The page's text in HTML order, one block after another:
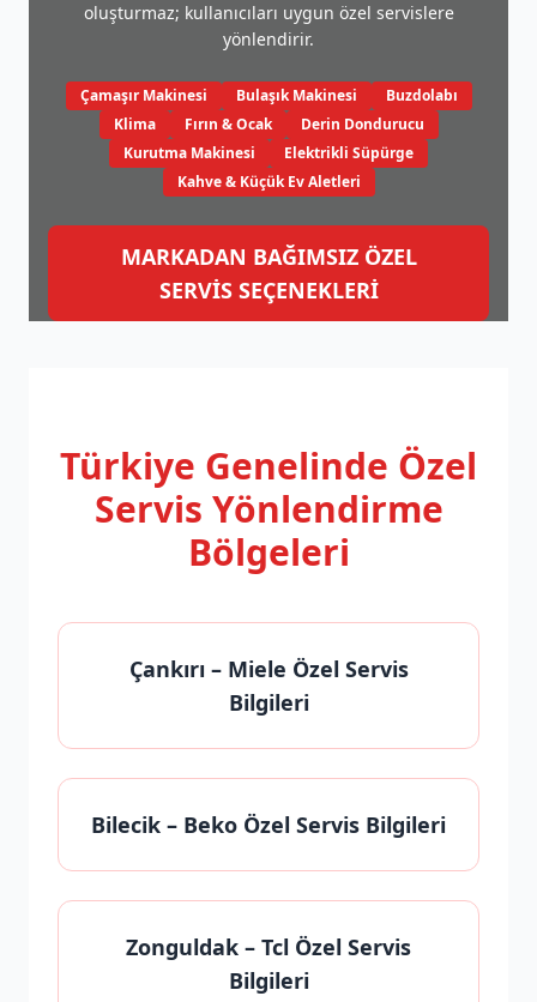
oluşturmaz; kullanıcıları uygun özel servislere
yönlendirir.
Çamaşır Makinesi Bulaşık Makinesi
Buzdolabı
Klima
Fırın & Ocak
Derin Dondurucu
Kurutma Makinesi
Elektrikli Süpürge
Kahve & Küçük Ev Aletleri
MARKADAN BAĞIMSIZ ÖZEL
SERVİS SEÇENEKLERİ
Türkiye Genelinde Özel
Servis Yönlendirme
Bölgeleri
Çankırı – Miele Özel Servis
Bilgileri
Bilecik – Beko Özel Servis Bilgileri
Zonguldak – Tcl Özel Servis
Bilgileri